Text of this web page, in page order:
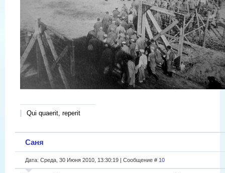
Qui quaerit, reperit
Саня
Дата: Среда, 30 Июня 2010, 13:30:19 | Сообщение # 10